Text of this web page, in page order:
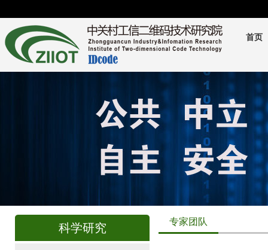
首页
科学研究 专家团队